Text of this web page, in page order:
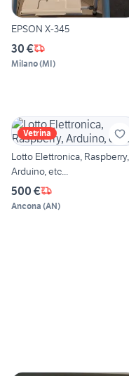
EPSON X-345
30 €
Milano(MI)
Vetrina
Lotto Elettronica, Raspberry,
Arduino, etc...
500 €
Ancona (AN)